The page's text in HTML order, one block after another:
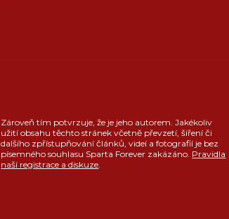
Zároveň tím potvrzuje, že je jeho autorem. Jakékoliv
užití obsahu těchto stránek včetně převzetí, šíření či
dalšího zpřístupňování článků, videí a fotografií je bez
písemného souhlasu Sparta Forever zakázáno. Pravidla
naší registrace a diskuze.